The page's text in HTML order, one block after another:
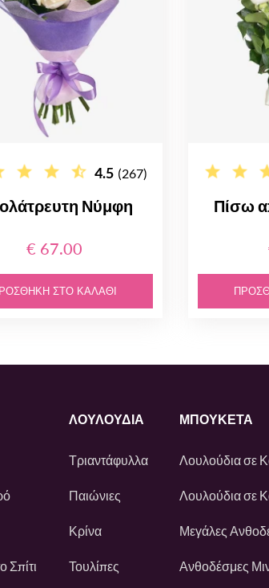
4.5 (267)
Νύμφη
€ 67.00
ΣΤΟ ΚΑΛΆΘΙ
Πίσω
ΛΟΥΛΟΎΔΙΑ
Τριαντάφυλλα
Παιώνιες
Κρίνα
Τουλίπες
ΜΠΟΥΚΕΤΑ
Λουλούδια σε
Λουλούδια σε
Μεγάλες
Ανθοδέσμες